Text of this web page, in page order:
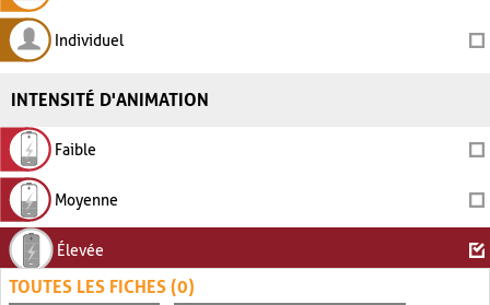
Individuel
INTENSITÉ D'ANIMATION
Faible
Moyenne
Élevée
TOUTES LES FICHES (0)